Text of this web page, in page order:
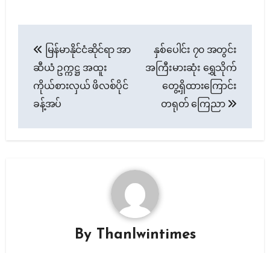
navigation
မြန်မာနိုင်ငံဆိုင်ရာ အာ
ဆီယံ ဥက္ကဋ္ဌ အထူး
ကိုယ်စားလှယ် ဖိလစ်ပိုင်
ခန့်အပ်
နှစ်ပေါင်း ၇၀ အတွင်း
အကြီးမားဆုံး ရွှေသိုက်
တွေ့ရှိထားကြောင်း
တရုတ် ကြေညာ
By Thanlwintimes